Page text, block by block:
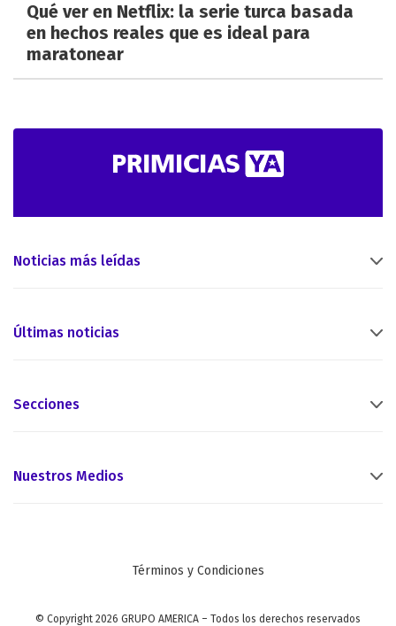
Qué ver en Netflix: la serie turca basada
en hechos reales que es ideal para
maratonear
Noticias más leídas
Últimas noticias
Secciones
Nuestros Medios
Términos y Condiciones
© Copyright 2026 GRUPO AMERICA – Todos los derechos reservados